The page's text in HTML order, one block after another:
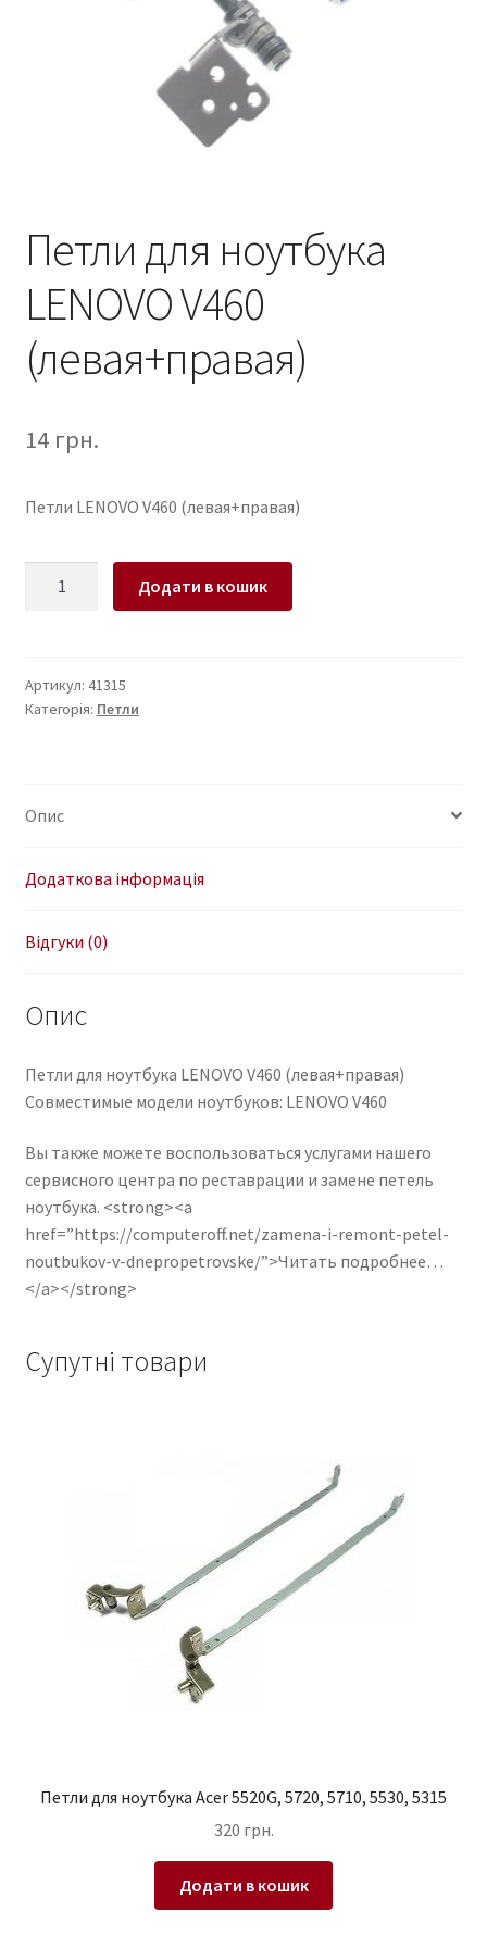
Петли для ноутбука
LENOVO V460
(левая+правая)
14 грн.
Петли LENOVO V460 (левая+правая)
V460
(левая+правая)
Додати в кошик
Артикул: 41315
Категорія: Петли
Опис
Додаткова інформація
Відгуки (0)
Опис
Петли для ноутбука LENOVO V460 (левая+правая)
Совместимые модели ноутбуков: LENOVO V460
Вы также можете воспользоваться услугами нашего
сервисного центра по реставрации и замене петель
ноутбука. <strong><a
href=”https://computeroff.net/zamena-i-remont-petel-
noutbukov-v-dnepropetrovske/”>Читать подробнее…
</a></strong>
Супутні товари
Петли для ноутбука Acer 5520G, 5720, 5710, 5530, 5315
320 грн.
Додати в кошик